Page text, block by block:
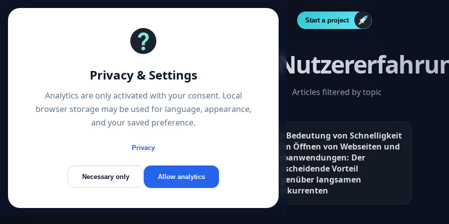
Privacy & Settings
Analytics are only activated with your consent. Local
browser storage may be used for language, appearance,
and your saved preference.
Privacy
Necessary only Allow analytics
Start a project
1 Post
Articles filtered by topic
Die Bedeutung von Schnelligkeit
beim Öffnen von Webseiten und
Webanwendungen: Der
entscheidende Vorteil
gegenüber langsamen
Konkurrenten